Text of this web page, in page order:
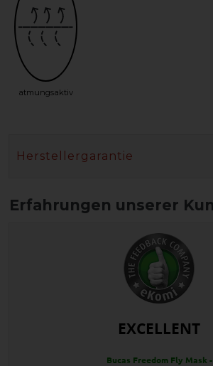
atmungsaktiv
Herstellergarantie
EXCELLENT
Bucas Freedom Fly Mask -